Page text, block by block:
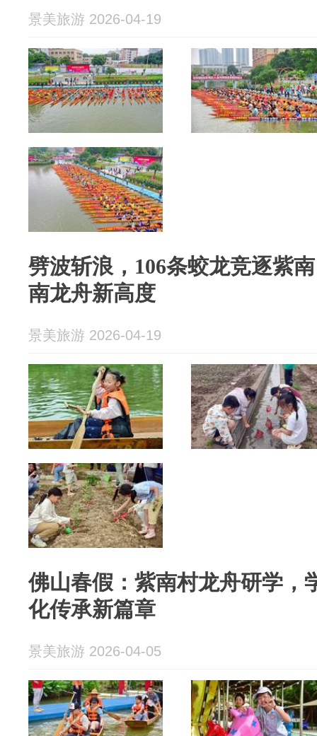
景美旅游 2026-04-19
劈波斩浪，106条蛟龙竞逐紫
南龙舟新高度
景美旅游 2026-04-19
佛山春假：紫南村龙舟研学，
化传承新篇章
景美旅游 2026-04-05